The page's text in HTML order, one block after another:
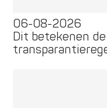
06-08-2026
Dit betekenen